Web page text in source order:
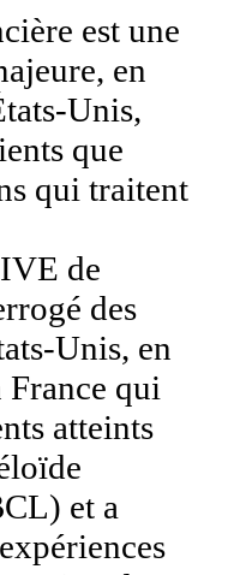
est une
en
Unis,
que
qui traitent
de
des
Unis, en
qui
atteints
et a